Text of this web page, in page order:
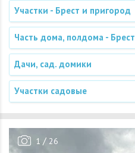
Участки - Брест и пригород
Часть дома, полдома - Брест
Дачи, сад. домики
Участки садовые
1 / 26